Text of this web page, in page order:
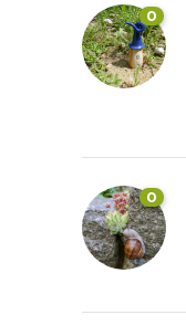
0
0